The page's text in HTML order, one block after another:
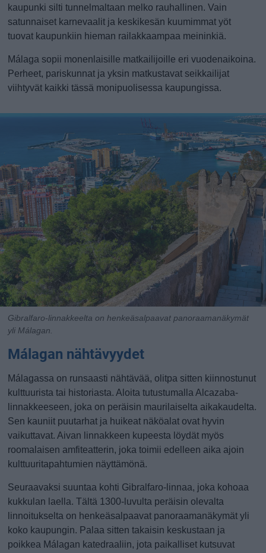
kaupunki silti tunnelmaltaan melko rauhallinen. Vain
satunnaiset karnevaalit ja keskikesän kuumimmat yöt
tuovat kaupunkiin hieman railakkaampaa meininkiä.
Málaga sopii monenlaisille matkailijoille eri vuodenaikoina.
Perheet, pariskunnat ja yksin matkustavat seikkailijat
viihtyvät kaikki tässä monipuolisessa kaupungissa.
Gibralfaro-linnakkeelta on henkeäsalpaavat panoraamanäkymät
yli Málagan.
Málagan nähtävyydet
Málagassa on runsaasti nähtävää, olitpa sitten kiinnostunut
kulttuurista tai historiasta. Aloita tutustumalla Alcazaba-
linnakkeeseen, joka on peräisin maurilaiselta aikakaudelta.
Sen kauniit puutarhat ja huikeat näköalat ovat hyvin
vaikuttavat. Aivan linnakkeen kupeesta löydät myös
roomalaisen amfiteatterin, joka toimii edelleen aika ajoin
kulttuuritapahtumien näyttämönä.
Seuraavaksi suuntaa kohti Gibralfaro-linnaa, joka kohoaa
kukkulan laella. Tältä 1300-luvulta peräisin olevalta
linnoitukselta on henkeäsalpaavat panoraamanäkymät yli
koko kaupungin. Palaa sitten takaisin keskustaan ja
poikkea Málagan katedraaliin, jota paikalliset kutsuvat